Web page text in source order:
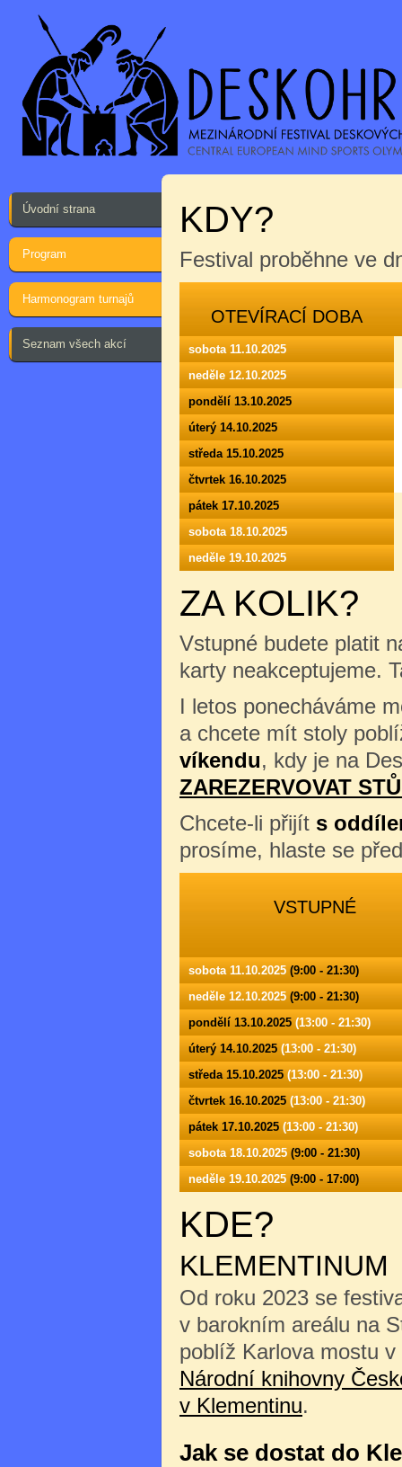
Úvodní strana
Program
Harmonogram turnajů
Seznam všech akcí
KDY?
Festival proběhne ve
OTEVÍRACÍ DOBA
sobota 11.10.2025
neděle 12.10.2025
pondělí 13.10.2025
úterý 14.10.2025
středa 15.10.2025
čtvrtek 16.10.2025
pátek 17.10.2025
sobota 18.10.2025
neděle 19.10.2025
ZA KOLIK?
Vstupné budete platit
karty neakceptujeme.
I letos ponecháváme
a chcete mít stoly
víkendu, kdy je na
ZAREZERVOVAT
Chcete-li přijít s
prosíme, hlaste se
VSTUPNÉ
sobota 11.10.2025 (9:00 - 21:30)
neděle 12.10.2025 (9:00 - 21:30)
pondělí 13.10.2025 (13:00 - 21:30)
úterý 14.10.2025 (13:00 - 21:30)
středa 15.10.2025 (13:00 - 21:30)
čtvrtek 16.10.2025 (13:00 - 21:30)
pátek 17.10.2025 (13:00 - 21:30)
sobota 18.10.2025 (9:00 - 21:30)
neděle 19.10.2025 (9:00 - 17:00)
KDE?
KLEMENTINUM
Od roku 2023 se
v barokním areálu na
poblíž Karlova mostu
Národní knihovny
v Klementinu.
Jak se dostat do